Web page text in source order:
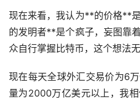
现在来看，我认为**的价格**
的发明者**是个疯子，妄图靠
众自行掌握比特币，这个想法无
现在每天全球外汇交易价为6
量为2000万亿美元以上，我